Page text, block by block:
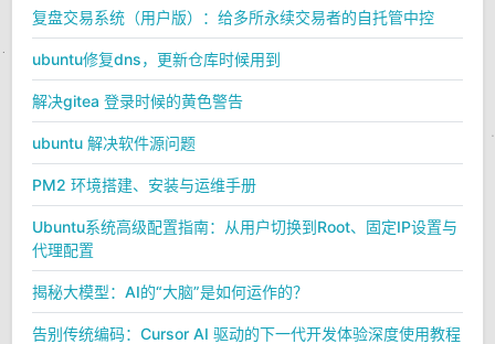
复盘交易系统（用户版）：给多所永续交易者的自托管中控
ubuntu修复dns，更新仓库时候用到
解决gitea 登录时候的黄色警告
ubuntu 解决软件源问题
PM2 环境搭建、安装与运维手册
Ubuntu系统高级配置指南：从用户切换到Root、固定IP设置与
代理配置
揭秘大模型：AI的“大脑”是如何运作的？
告别传统编码：Cursor AI 驱动的下一代开发体验深度使用教程